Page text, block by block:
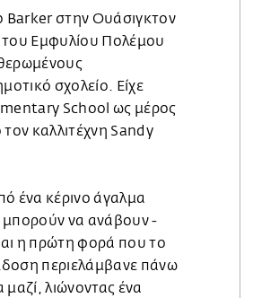
Barker στην Ουάσιγκτον
Εμφυλίου Πολέμου
σχολείο. Είχε
School ως μέρος
καλλιτέχνη Sandy
ένα κέρινο άγαλμα
μπορούν να ανάβουν -
η πρώτη φορά που το
περιελάμβανε πάνω
λιώνοντας ένα